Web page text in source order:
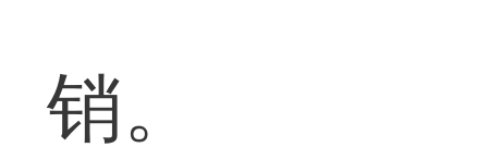
销。